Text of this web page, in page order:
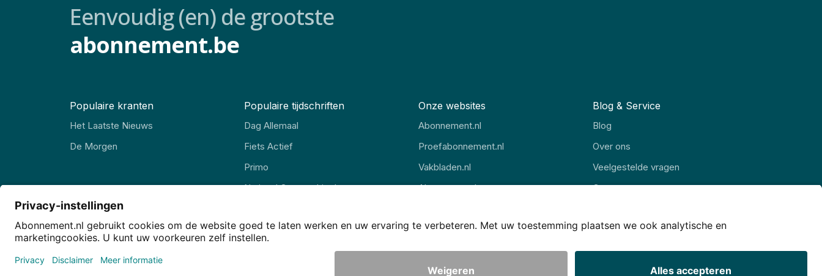
Eenvoudig (en) de grootste
abonnement.be
Populaire kranten
Het Laatste Nieuws
De Morgen
Populaire tijdschriften
Dag Allemaal
Fiets Actief
Primo
National Geographic Jr
Onze websites
Abonnement.nl
Proefabonnement.nl
Vakbladen.nl
Abonnement.be
Blog & Service
Blog
Over ons
Veelgestelde vragen
Contact
© JJ Internet Projects BV. 2026